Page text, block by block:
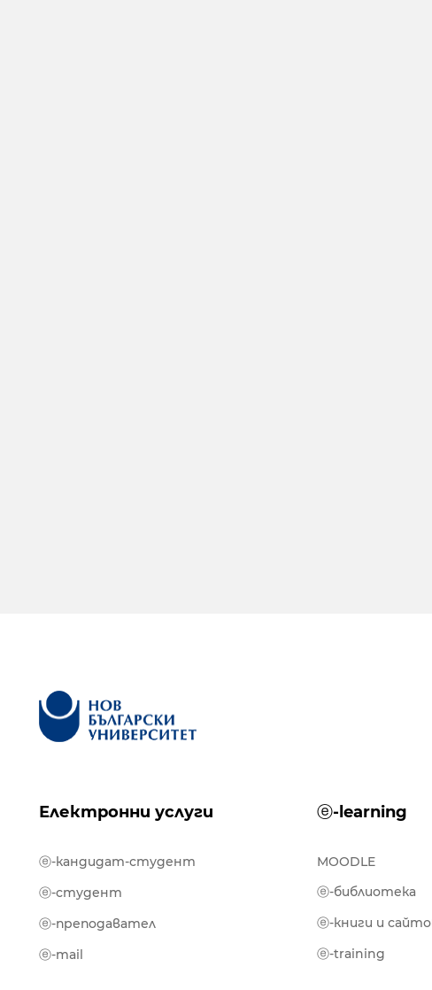
Електронни услуги ⓔ-learning
ⓔ-кандидат-студент
ⓔ-студент
ⓔ-преподавател
ⓔ-mail
MOODLE
ⓔ-библиотека
ⓔ-книги и
ⓔ-training